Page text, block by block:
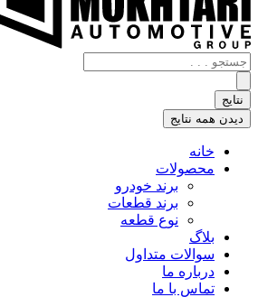
جستجو
.
.
.
نتایج
دیدن همه نتایج
خانه
محصولات
برند خودرو
برند قطعات
نوع قطعه
بلاگ
سوالات متداول
درباره ما
تماس با ما